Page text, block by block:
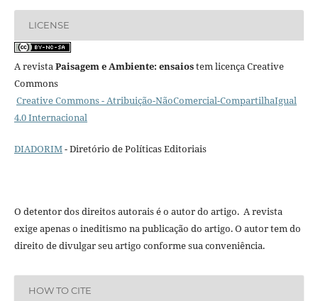
LICENSE
A revistaPaisagem e Ambiente: ensaiostem licença Creative
Commons
Creative Commons - Atribuição-NãoComercial-CompartilhaIgual
4.0 Internacional
DIADORIM- Diretório de Políticas Editoriais
O detentor dos direitos autorais é o autor do artigo. A revista
exige apenas o ineditismo na publicação do artigo. O autor tem do
direito de divulgar seu artigo conforme sua conveniência.
HOW TO CITE